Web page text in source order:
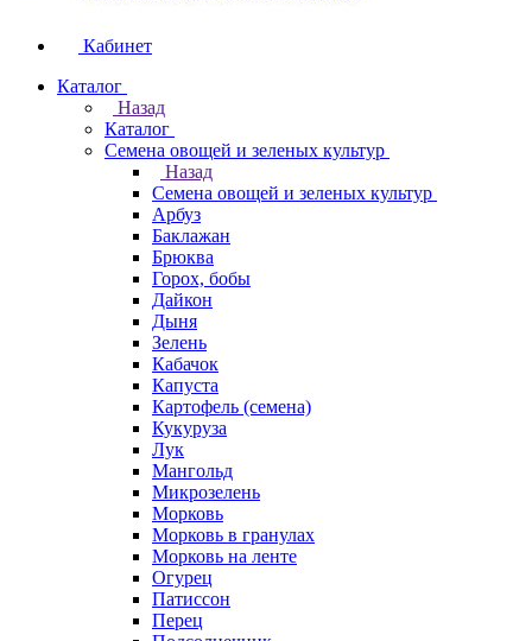
Кабинет
Каталог
Назад
Каталог
Семена овощей и зеленых культур
Назад
Семена овощей и зеленых культур
Арбуз
Баклажан
Брюква
Горох, бобы
Дайкон
Дыня
Зелень
Кабачок
Капуста
Картофель (семена)
Кукуруза
Лук
Мангольд
Микрозелень
Морковь
Морковь в гранулах
Морковь на ленте
Огурец
Патиссон
Перец